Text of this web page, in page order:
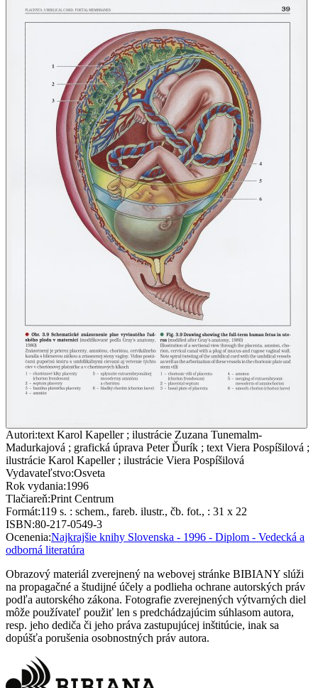
Autori:text Karol Kapeller ; ilustrácie Zuzana Tunemalm-
Madurkajová ; grafická úprava Peter Ďurík ; text Viera Pospíšilová ;
ilustrácie Karol Kapeller ; ilustrácie Viera Pospíšilová
Vydavateľstvo:Osveta
Rok vydania:1996
Tlačiareň:Print Centrum
Formát:119 s. : schem., fareb. ilustr., čb. fot., : 31 x 22
ISBN:80-217-0549-3
Ocenenia:Najkrajšie knihy Slovenska - 1996 - Diplom - Vedecká a
odborná literatúra
Obrazový materiál zverejnený na webovej stránke BIBIANY slúži
na propagačné a študijné účely a podlieha ochrane autorských práv
podľa autorského zákona. Fotografie zverejnených výtvarných diel
môže používateľ použiť len s predchádzajúcim súhlasom autora,
resp. jeho dediča či jeho práva zastupujúcej inštitúcie, inak sa
dopúšťa porušenia osobnostných práv autora.